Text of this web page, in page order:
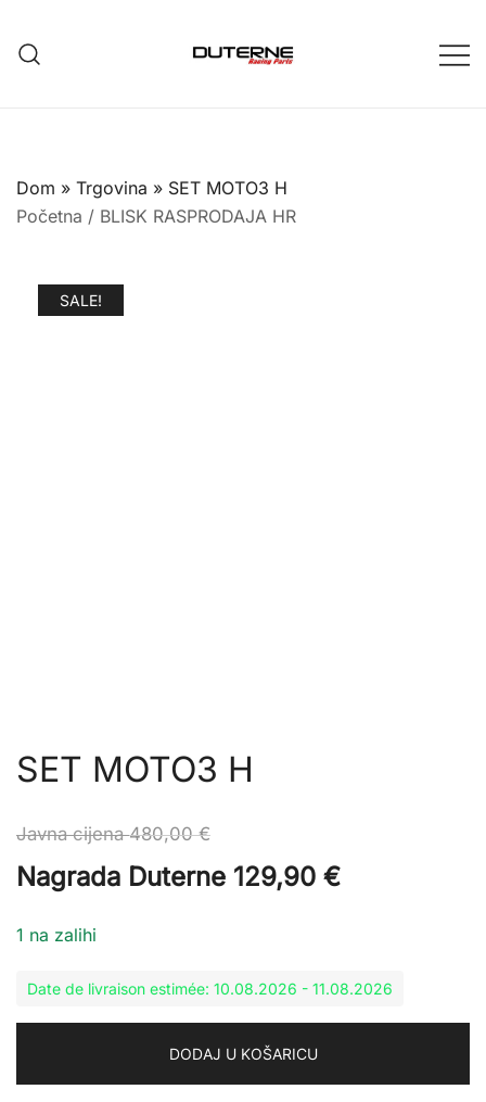
content
Dom » Trgovina » SET MOTO3 H
Početna / BLISK RASPRODAJA HR
SALE!
SET MOTO3 H
Javna cijena480,00€
Nagrada Duterne 129,90 €
1 na zalihi
Date de livraison estimée: 10.08.2026 - 11.08.2026
DODAJ U KOŠARICU